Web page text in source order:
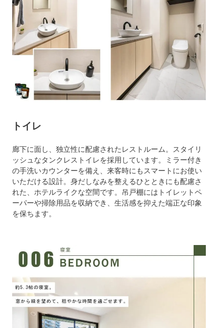
トイレ
廊下に面し、独立性に配慮されたレストルーム。スタイリ
ッシュなタンクレストイレを採用しています。ミラー付き
の手洗いカウンターを備え、来客時にもスマートにお使い
いただける設計。身だしなみを整えるひとときにも配慮さ
れた、ホテルライクな空間です。吊戸棚にはトイレットペ
ーパーや掃除用品を収納でき、生活感を抑えた端正な印象
を保ちます。